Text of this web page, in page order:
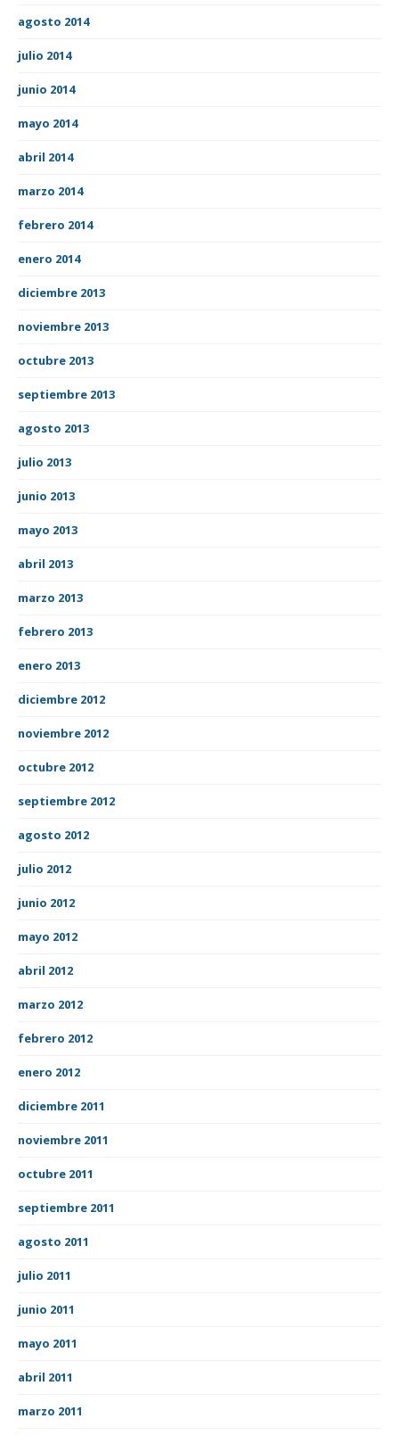
agosto 2014
julio 2014
junio 2014
mayo 2014
abril 2014
marzo 2014
febrero 2014
enero 2014
diciembre 2013
noviembre 2013
octubre 2013
septiembre 2013
agosto 2013
julio 2013
junio 2013
mayo 2013
abril 2013
marzo 2013
febrero 2013
enero 2013
diciembre 2012
noviembre 2012
octubre 2012
septiembre 2012
agosto 2012
julio 2012
junio 2012
mayo 2012
abril 2012
marzo 2012
febrero 2012
enero 2012
diciembre 2011
noviembre 2011
octubre 2011
septiembre 2011
agosto 2011
julio 2011
junio 2011
mayo 2011
abril 2011
marzo 2011